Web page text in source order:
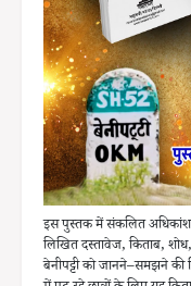
इस पुस्तक में संकलित अधिकांश
लिखित दस्तावेज, किताब,
बेनीपट्टी को जानने–समझने